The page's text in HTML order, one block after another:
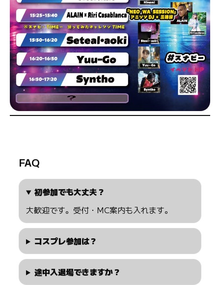
FAQ
初参加でも大丈夫？
大歓迎です。受付・MC案内も入れます。
コスプレ参加は？
途中入退場できますか？